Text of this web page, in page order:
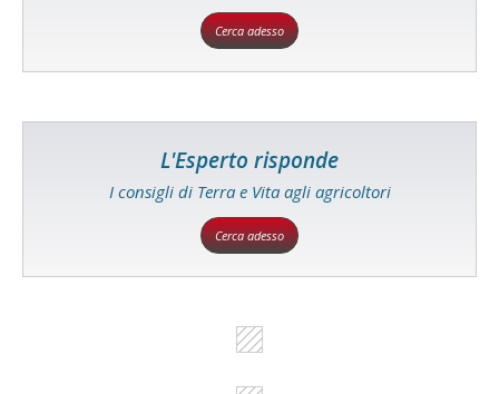
Cerca adesso
L'Esperto risponde
I consigli di Terra e Vita agli agricoltori
Cerca adesso